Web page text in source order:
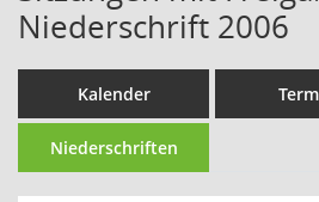
Niederschrift 2006
Kalender
Niederschriften